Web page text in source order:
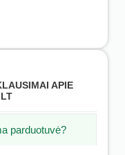
APIE
parduotuvė?